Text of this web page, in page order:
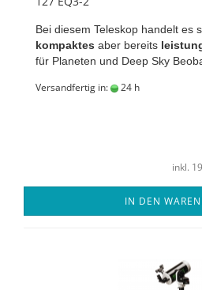
Bei diesem Teleskop handelt es
kompaktes aber bereits
für Planeten und Deep Sky
Versandfertig in: 24 h
inkl.
IN DEN